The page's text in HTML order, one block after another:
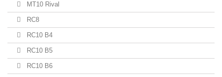
MT10 Rival
RC8
RC10 B4
RC10 B5
RC10 B6